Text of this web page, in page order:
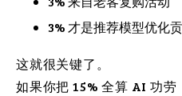
3% 才是推荐模型优化
这就很关键了。
如果你把 15% 全算 AI 功劳